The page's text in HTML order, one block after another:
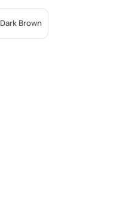
Dark Brown